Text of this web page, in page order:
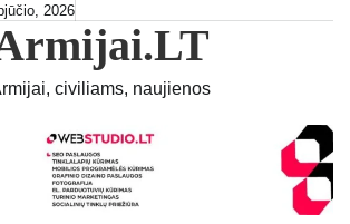
2026
civiliams, naujienos